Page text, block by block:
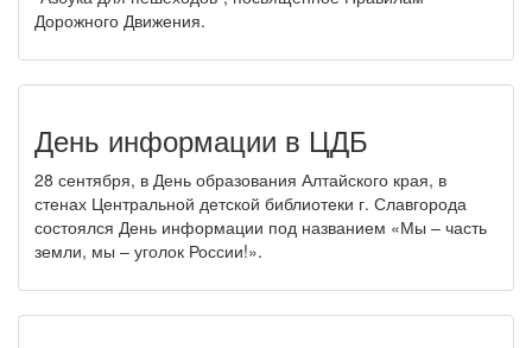
Дорожного Движения.
День информации в ЦДБ
28 сентября, в День образования Алтайского края, в
стенах Центральной детской библиотеки г. Славгорода
состоялся День информации под названием «Мы – часть
земли, мы – уголок России!».